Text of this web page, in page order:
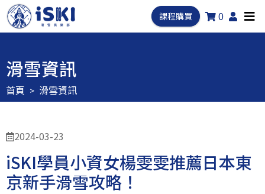
課程購買 0
滑雪資訊
首頁 滑雪資訊
2024-03-23
iSKI學員小資女楊雯雯推薦日本東
京新手滑雪攻略！